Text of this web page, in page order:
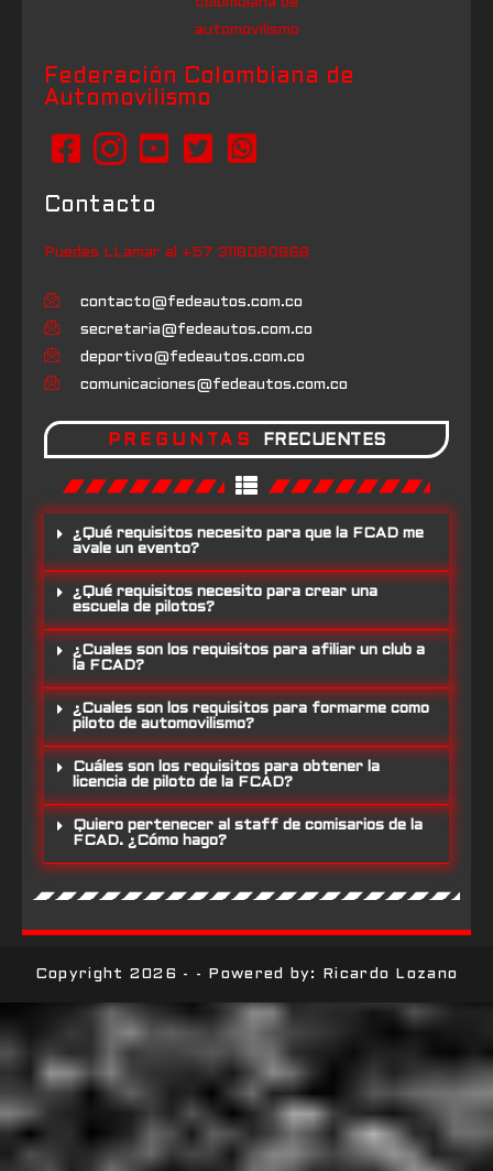
Federación Colombiana de
Automovilismo
Contacto
Puedes LLamar al +57 3118080868
contacto@fedeautos.com.co
secretaria@fedeautos.com.co
deportivo@fedeautos.com.co
comunicaciones@fedeautos.com.co
PREGUNTAS FRECUENTES
¿Qué requisitos necesito para que la FCAD me
avale un evento?
¿Qué requisitos necesito para crear una
escuela de pilotos?
¿Cuales son los requisitos para afiliar un club a
la FCAD?
¿Cuales son los requisitos para formarme como
piloto de automovilismo?
Cuáles son los requisitos para obtener la
licencia de piloto de la FCAD?
Quiero pertenecer al staff de comisarios de la
FCAD. ¿Cómo hago?
Copyright 2026 - - Powered by: Ricardo Lozano